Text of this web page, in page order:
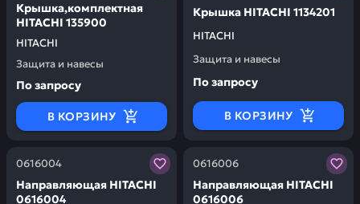
HITACHI
Крышка,комплектная
HITACHI 135900
Защита и навесы
По запросу
В КОРЗИНУ
HITACHI
Крышка HITACHI 1134201
Защита и навесы
По запросу
В КОРЗИНУ
0616004
Направляющая HITACHI
0616004
Заказывая запчасти у нас, вы получаете гарантию
0616006
Направляющая HITACHI
0616006
Заказывая запчасти у